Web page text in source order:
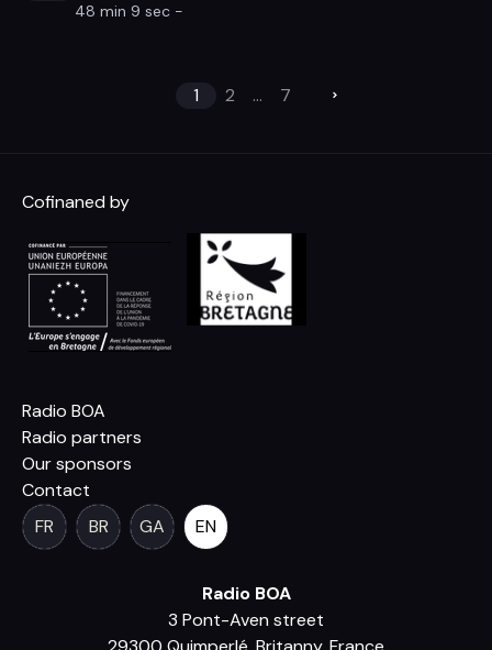
48 min 9 sec -
1 2 ... 7
Cofinaned by
Radio BOA
Radio partners
Our sponsors
Contact
FR
BR GA EN
Radio BOA
3 Pont-Aven street